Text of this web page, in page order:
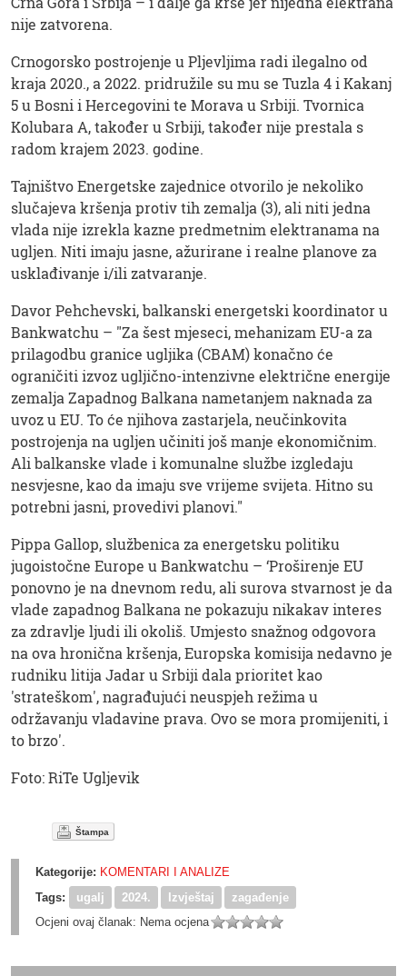
nije zatvorena.
Crnogorsko postrojenje u Pljevljima radi ilegalno od
kraja 2020., a 2022. pridružile su mu se Tuzla 4 i Kakanj
5 u Bosni i Hercegovini te Morava u Srbiji. Tvornica
Kolubara A, također u Srbiji, također nije prestala s
radom krajem 2023. godine.
Tajništvo Energetske zajednice otvorilo je nekoliko
slučajeva kršenja protiv tih zemalja (3), ali niti jedna
vlada nije izrekla kazne predmetnim elektranama na
ugljen. Niti imaju jasne, ažurirane i realne planove za
usklađivanje i/ili zatvaranje.
Davor Pehchevski, balkanski energetski koordinator u
Bankwatchu – "Za šest mjeseci, mehanizam EU-a za
prilagodbu granice ugljika (CBAM) konačno će
ograničiti izvoz ugljično-intenzivne električne energije
zemalja Zapadnog Balkana nametanjem naknada za
uvoz u EU. To će njihova zastarjela, neučinkovita
postrojenja na ugljen učiniti još manje ekonomičnim.
Ali balkanske vlade i komunalne službe izgledaju
nesvjesne, kao da imaju sve vrijeme svijeta. Hitno su
potrebni jasni, provedivi planovi."
Pippa Gallop, službenica za energetsku politiku
jugoistočne Europe u Bankwatchu – ‘Proširenje EU
ponovno je na dnevnom redu, ali surova stvarnost je da
vlade zapadnog Balkana ne pokazuju nikakav interes
za zdravlje ljudi ili okoliš. Umjesto snažnog odgovora
na ova hronična kršenja, Europska komisija nedavno je
rudniku litija Jadar u Srbiji dala prioritet kao
'strateškom', nagrađujući neuspjeh režima u
održavanju vladavine prava. Ovo se mora promijeniti, i
to brzo'.
Foto: RiTe Ugljevik
Štampa
Kategorije: KOMENTARI I ANALIZE
Tags:
ugalj 2024. Izvještaj
zagađenje
Ocjeni ovaj članak: Nema ocjena